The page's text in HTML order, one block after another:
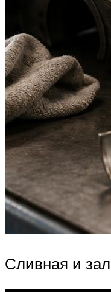
Сливная и